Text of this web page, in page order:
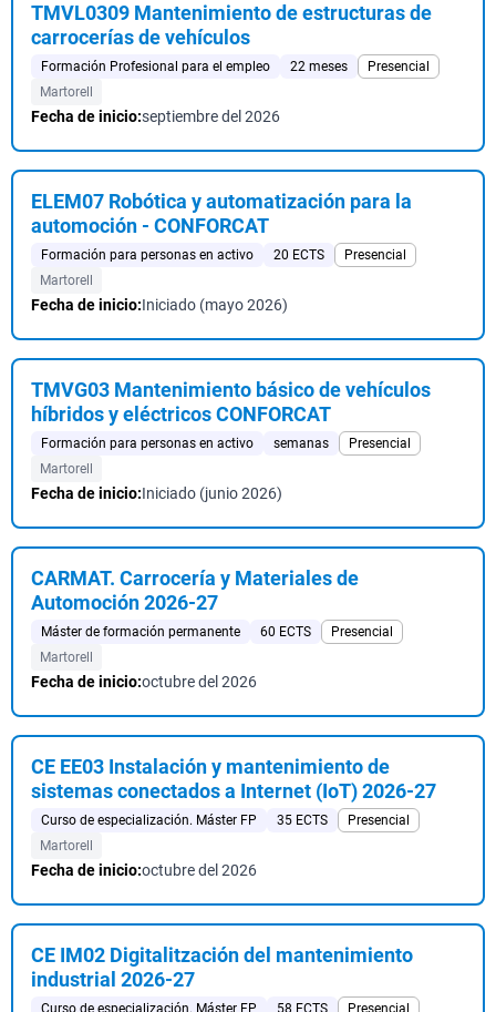
TMVL0309 Mantenimiento de estructuras de
carrocerías de vehículos
Formación Profesional para el empleo 22 meses
Presencial
Martorell
Fecha de inicio:septiembre del 2026
ELEM07 Robótica y automatización para la
automoción - CONFORCAT
Formación para personas en activo 20 ECTS
Presencial
Martorell
Fecha de inicio:Iniciado (mayo 2026)
TMVG03 Mantenimiento básico de vehículos
híbridos y eléctricos CONFORCAT
Formación para personas en activo semanas
Presencial
Martorell
Fecha de inicio:Iniciado (junio 2026)
CARMAT. Carrocería y Materiales de
Automoción 2026-27
Máster de formación permanente 60 ECTS
Presencial
Martorell
Fecha de inicio:octubre del 2026
CE EE03 Instalación y mantenimiento de
sistemas conectados a Internet (IoT) 2026-27
Curso de especialización. Máster FP 35 ECTS
Presencial
Martorell
Fecha de inicio:octubre del 2026
CE IM02 Digitalitzación del mantenimiento
industrial 2026-27
Curso de especialización. Máster FP 58 ECTS Presencial